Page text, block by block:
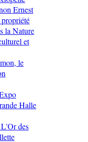
Ernest
la Nature
et
le
Halle
des